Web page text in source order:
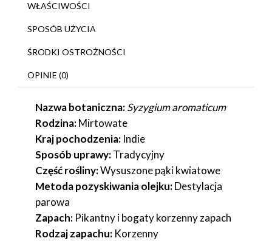
WŁAŚCIWOŚCI
SPOSÓB UŻYCIA
ŚRODKI OSTROŻNOŚCI
OPINIE (0)
Nazwa botaniczna:Syzygium aromaticum
Rodzina:Mirtowate
Kraj pochodzenia: Indie
Sposób uprawy:Tradycyjny
Część rośliny:Wysuszone pąki kwiatowe
Metoda pozyskiwania olejku:Destylacja
parowa
Zapach: Pikantny i bogaty korzenny zapach
Rodzaj zapachu: Korzenny